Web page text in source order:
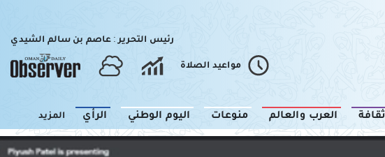
رئيس التحرير : عاصم بن سالم الشيدي
مواعيد الصلاة
ثقافة العرب والعالم منوعات اليوم الوطني الرأي المزيد